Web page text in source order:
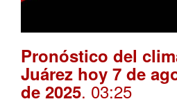
Pronóstico del
Juárez hoy 7 de
de 2025. 03:25